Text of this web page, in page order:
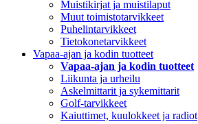
Muistikirjat ja muistilaput
Muut toimistotarvikkeet
Puhelintarvikkeet
Tietokonetarvikkeet
Vapaa-ajan ja kodin tuotteet
Vapaa-ajan ja kodin tuotteet
Liikunta ja urheilu
Askelmittarit ja sykemittarit
Golf-tarvikkeet
Kaiuttimet, kuulokkeet ja radiot